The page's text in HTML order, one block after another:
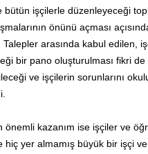
bütün işçilerle düzenleyeceği
önünü açması
Talepler arasında kabul edilen,
bir pano oluşturulması fikri
ve işçilerin sorunlarını
önemli kazanım ise işçiler ve
hiç yer almamış büyük bir işçi